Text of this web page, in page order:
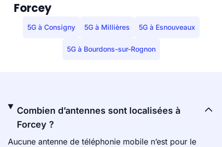
Forcey
5G à Consigny 5G à Millières 5G à Esnouveaux
5G à Bourdons-sur-Rognon
Combien d’antennes sont localisées à
Forcey ?
Aucune antenne de téléphonie mobile n’est pour le